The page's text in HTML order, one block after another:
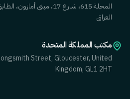
المحلة 615، شارع 17، مبنى
العراق
مكتب المملكة المتحدة
Street, Gloucester, United
Kingdom, GL1 2HT